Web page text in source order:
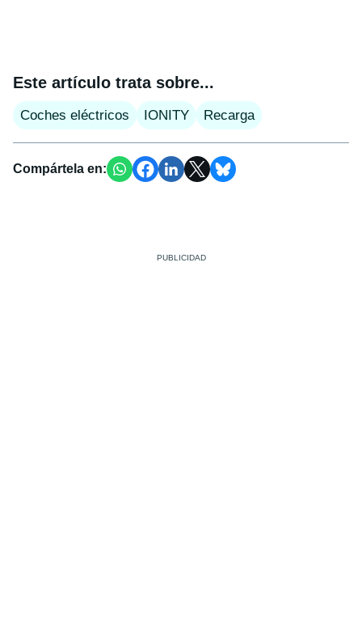
Este artículo trata sobre...
Coches eléctricos IONITY Recarga
Compártela en: